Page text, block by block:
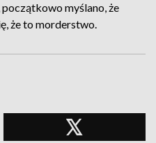
początkowo myślano, że
że to morderstwo.